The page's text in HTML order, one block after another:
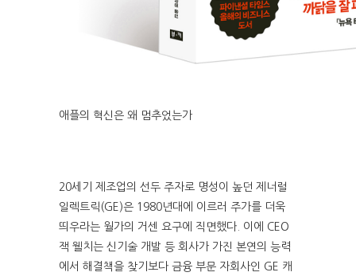
애플의 혁신은 왜 멈추었는가
20세기 제조업의 선두 주자로 명성이 높던 제너럴
일렉트릭(GE)은 1980년대에 이르러 주가를 더욱
띄우라는 월가의 거센 요구에 직면했다. 이에 CEO
잭 웰치는 신기술 개발 등 회사가 가진 본연의 능력
에서 해결책을 찾기보다 금융 부문 자회사인 GE 캐